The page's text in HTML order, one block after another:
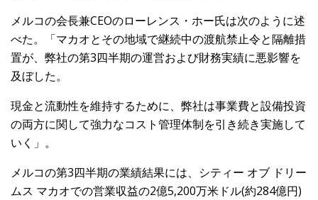
メルコの会長兼CEOのローレンス・ホー氏は次のように述
べた。「マカオとその地域で継続中の渡航禁止令と隔離措
置が、弊社の第3四半期の運営および財務実績に悪影響を
及ぼした。
現金と流動性を維持するために、弊社は事業費と設備投資
の両方に関して強力なコスト管理体制を引き続き実施して
いく」。
メルコの第3四半期の業績結果には、シティー オブ ドリー
ムス マカオでの営業収益の2億5,200万米ドル(約284億円)